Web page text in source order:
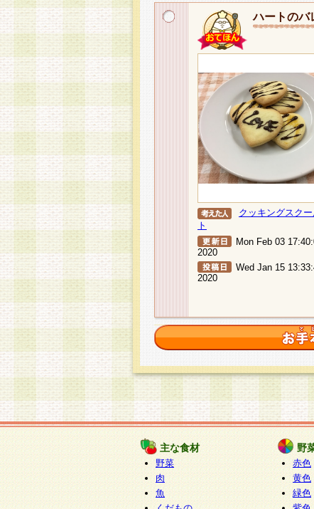
ハートのバ
クッキングスク
ト
Mon Feb 03
2020
Wed Jan 15
2020
主な食材
野菜
肉
魚
野
赤色
黄色
緑色